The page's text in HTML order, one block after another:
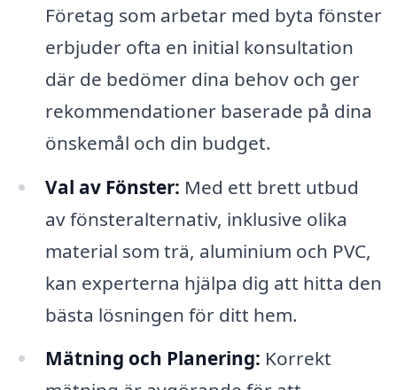
Företag som arbetar med byta fönster
erbjuder ofta en initial konsultation
där de bedömer dina behov och ger
rekommendationer baserade på dina
önskemål och din budget.
Val av Fönster: Med ett brett utbud
av fönsteralternativ, inklusive olika
material som trä, aluminium och PVC,
kan experterna hjälpa dig att hitta den
bästa lösningen för ditt hem.
Mätning och Planering: Korrekt